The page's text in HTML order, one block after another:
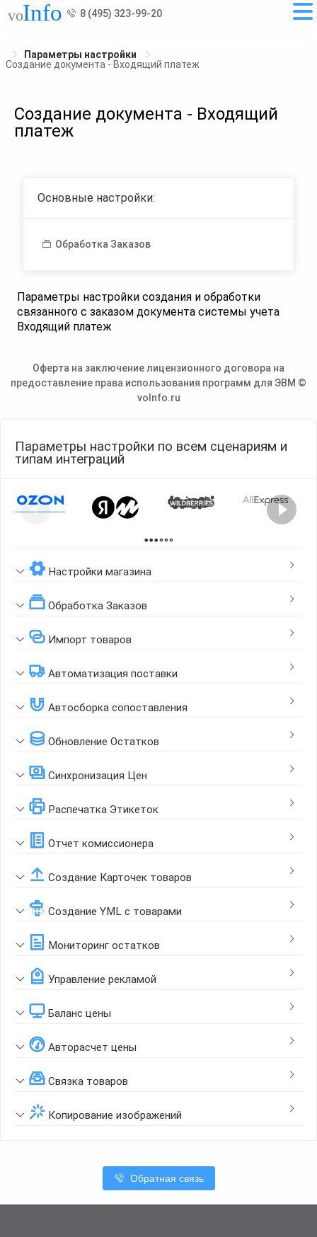
8 (495) 323-99-20
Параметры настройки
Создание документа - Входящий платеж
Создание документа - Входящий
платеж
Основные настройки:
Обработка Заказов
Параметры настройки создания и обработки
связанного с заказом документа системы учета
Входящий платеж
Оферта на заключение лицензионного договора на
предоставление права использования программ для ЭВМ ©
voInfo.ru
Параметры настройки по всем сценариям и
типам интеграций
Настройки магазина
Обработка Заказов
Импорт товаров
Автоматизация поставки
Автосборка сопоставления
Обновление Остатков
Синхронизация Цен
Распечатка Этикеток
Отчет комиссионера
Создание Карточек товаров
Создание YML с товарами
Мониторинг остатков
Управление рекламой
Баланс цены
Авторасчет цены
Связка товаров
Копирование изображений
Обратная связь